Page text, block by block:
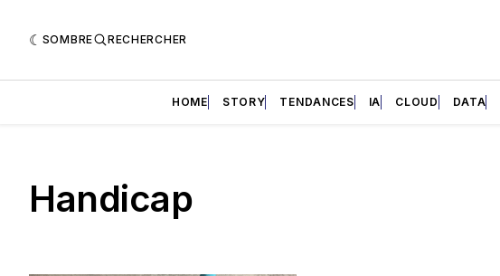
SOMBRE RECHERCHER
HOME STORY TENDANCES IA CLOUD DATA
Handicap